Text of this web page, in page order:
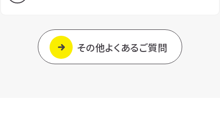
その他よくあるご質問